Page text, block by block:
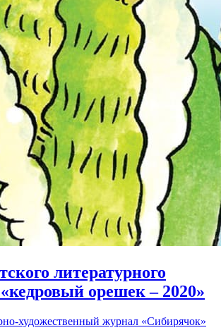
литературного
орешек – 2020»
художественный журнал «Сибирячок»